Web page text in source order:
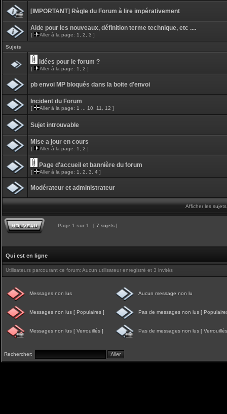
[IMPORTANT] Règle du Forum à lire impérativement
Aide pour les nouveaux, définition terme technique, etc ....
[ Aller à la page: 1 2 3 ]
Sujets
Idées pour le forum ?
[ Aller à la page: 1 2 ]
pb envoi MP bloqués dans la boite d'envoi
Incident du Forum
[ Aller à la page: 1 10 11 12 ]
Sujet introuvable
Mise a jour en cours
[ Aller à la page: 1 2 ]
Page d'accueil et bannière du forum
[ Aller à la page: 1 2 3 4 ]
Modérateur et administrateur
Afficher les
Page 1 sur 1 [ 7 sujets ]
Qui est en ligne
Utilisateurs parcourant ce forum: Aucun utilisateur enregistré et 3 invités
Messages non lus Aucun message non lu
Messages non lus [ Populaires ] Pas de messages non lus [
Messages non lus [ Verrouillés ] Pas de messages non lus [
Rechercher: